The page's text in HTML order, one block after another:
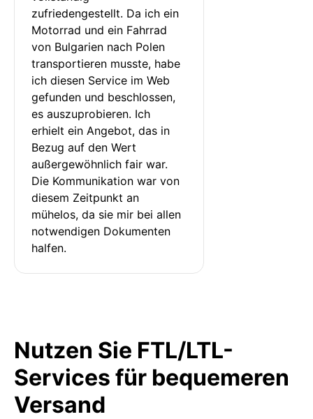
zufriedengestellt. Da ich ein
Motorrad und ein Fahrrad
von Bulgarien nach Polen
transportieren musste, habe
ich diesen Service im Web
gefunden und beschlossen,
es auszuprobieren. Ich
erhielt ein Angebot, das in
Bezug auf den Wert
außergewöhnlich fair war.
Die Kommunikation war von
diesem Zeitpunkt an
mühelos, da sie mir bei allen
notwendigen Dokumenten
halfen.
Nutzen Sie FTL/LTL-
Services für bequemeren
Versand